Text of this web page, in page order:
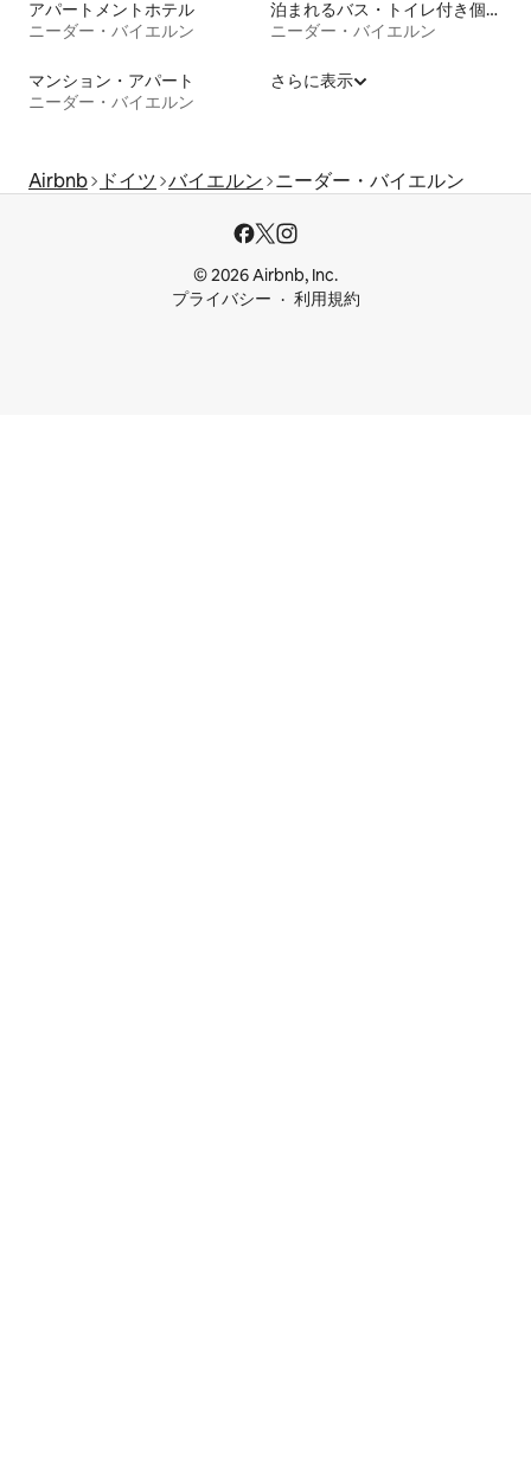
アパートメントホテル
ニーダー・バイエルン
泊まれるバス・トイレ付き個室
ニーダー・バイエルン
マンション・アパート
ニーダー・バイエルン
さらに表示
Airbnb ドイツ バイエルン ニーダー・バイエルン
© 2026 Airbnb, Inc.
プライバシー
利用規約